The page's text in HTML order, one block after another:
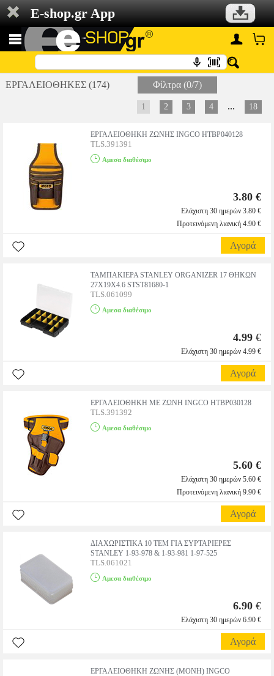
E-shop.gr App
ΕΡΓΑΛΕΙΟΘΗΚΕΣ (174) Φίλτρα (0/7)
1 2 3 4 ... 18
ΕΡΓΑΛΕΙΟΘΗΚΗ ΖΩΝΗΣ INGCO HTBP040128
TLS.391391
Αμεσα διαθέσιμο
3.80 €
Ελάχιστη 30 ημερών 3.80 €
Προτεινόμενη λιανική 4.90 €
Αγορά
ΤΑΜΠΑΚΙΕΡΑ STANLEY ORGANIZER 17 ΘΗΚΩΝ
27Χ19Χ4.6 STST81680-1
TLS.061099
Αμεσα διαθέσιμο
4.99 €
Ελάχιστη 30 ημερών 4.99 €
Αγορά
ΕΡΓΑΛΕΙΟΘΗΚΗ ΜΕ ΖΩΝΗ INGCO HTBP030128
TLS.391392
Αμεσα διαθέσιμο
5.60 €
Ελάχιστη 30 ημερών 5.60 €
Προτεινόμενη λιανική 9.90 €
Αγορά
ΔΙΑΧΩΡΙΣΤΙΚΑ 10 ΤΕΜ ΓΙΑ ΣΥΡΤΑΡΙΕΡΕΣ
STANLEY 1-93-978 & 1-93-981 1-97-525
TLS.061021
Αμεσα διαθέσιμο
6.90 €
Ελάχιστη 30 ημερών 6.90 €
Αγορά
ΕΡΓΑΛΕΙΟΘΗΚΗ ΖΩΝΗΣ (ΜΟΝΗ) INGCO